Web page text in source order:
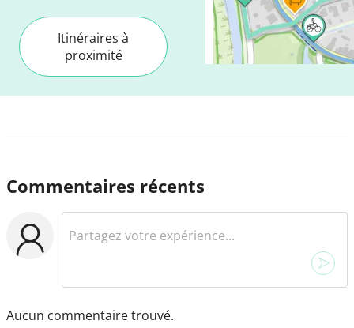
Itinéraires à
proximité
Commentaires récents
Aucun commentaire trouvé.